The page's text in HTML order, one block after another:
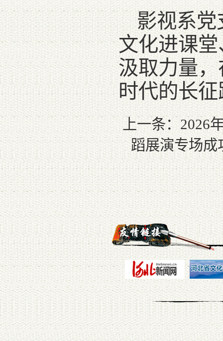
影视系党
文化进课
汲取力量
时代的长征
上一条：2026
蹈展演专场成